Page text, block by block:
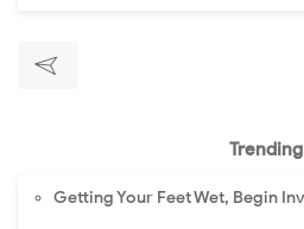
Trending
Getting Your Feet Wet, Begin